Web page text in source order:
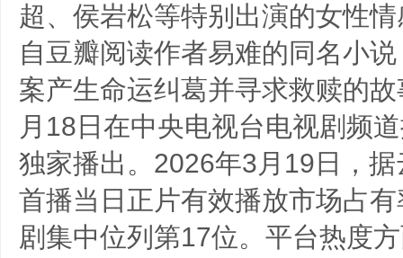
超、侯岩松等特别出演的女性
自豆瓣阅读作者易难的同名小
案产生命运纠葛并寻求救赎的
月18日在中央电视台电视剧频
独家播出。2026年3月19日，
首播当日正片有效播放市场占
剧集中位列第17位。平台热度